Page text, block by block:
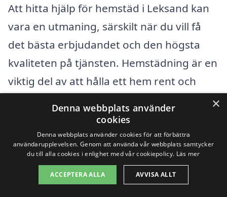
Att hitta hjälp för hemstäd i Leksand kan
vara en utmaning, särskilt när du vill få
det bästa erbjudandet och den högsta
kvaliteten på tjänsten. Hemstädning är en
viktig del av att hålla ett hem rent och
tidskrävande och betungande. Därför är
det bra att veta att det finns
professionella städfirmor som kan hjälpa
dig i närområdet. Om du inte har hittat
×
Denna webbplats använder
cookies
Denna webbplats använder cookies för att förbättra
användarupplevelsen. Genom att använda vår webbplats samtycker
du till alla cookies i enlighet med vår cookiepolicy. Läs mer
ACCEPTERA ALLA AVVISA ALLT